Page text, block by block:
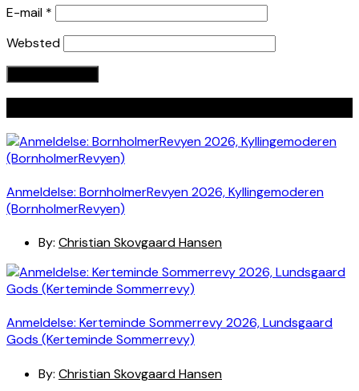
E-mail *
Websted
Anmeldelse: BornholmerRevyen 2026, Kyllingemoderen
(BornholmerRevyen)
By: Christian Skovgaard Hansen
Anmeldelse: Kerteminde Sommerrevy 2026, Lundsgaard
Gods (Kerteminde Sommerrevy)
By: Christian Skovgaard Hansen